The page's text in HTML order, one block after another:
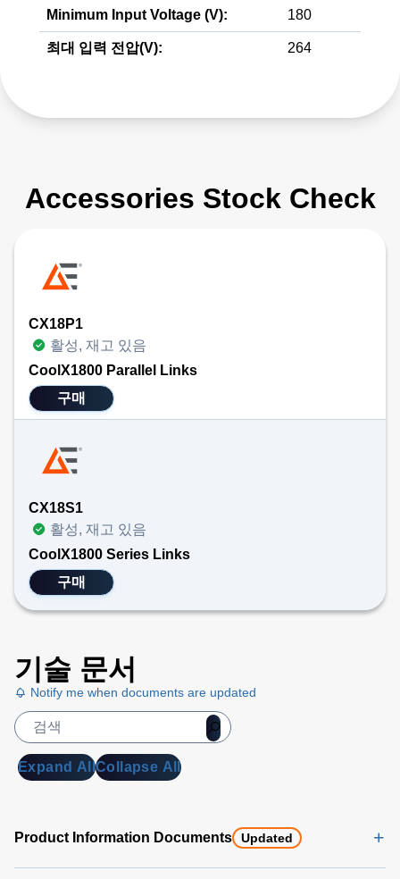
Minimum Input Voltage (V): 180
최대 입력 전압(V): 264
Accessories Stock Check
CX18P1
활성, 재고 있음
CoolX1800 Parallel Links
구매
CX18S1
활성, 재고 있음
CoolX1800 Series Links
구매
기술 문서
Notify me when documents are updated
Expand AllCollapse All
Product Information Documents Updated